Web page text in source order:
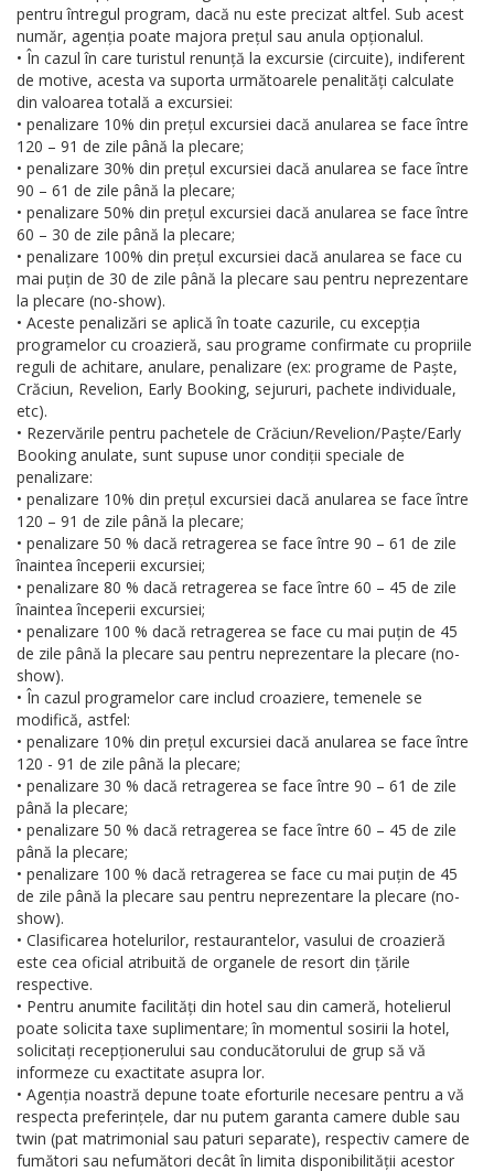
pentru întregul program, dacă nu este precizat altfel. Sub acest
număr, agenția poate majora prețul sau anula opționalul.
• În cazul în care turistul renunță la excursie (circuite), indiferent
de motive, acesta va suporta următoarele penalități calculate
din valoarea totală a excursiei:
• penalizare 10% din prețul excursiei dacă anularea se face între
120 – 91 de zile până la plecare;
• penalizare 30% din prețul excursiei dacă anularea se face între
90 – 61 de zile până la plecare;
• penalizare 50% din prețul excursiei dacă anularea se face între
60 – 30 de zile până la plecare;
• penalizare 100% din prețul excursiei dacă anularea se face cu
mai puțin de 30 de zile până la plecare sau pentru neprezentare
la plecare (no-show).
• Aceste penalizări se aplică în toate cazurile, cu excepția
programelor cu croazieră, sau programe confirmate cu propriile
reguli de achitare, anulare, penalizare (ex: programe de Paște,
Crăciun, Revelion, Early Booking, sejururi, pachete individuale,
etc).
• Rezervările pentru pachetele de Crăciun/Revelion/Paște/Early
Booking anulate, sunt supuse unor condiții speciale de
penalizare:
• penalizare 10% din prețul excursiei dacă anularea se face între
120 – 91 de zile până la plecare;
• penalizare 50 % dacă retragerea se face între 90 – 61 de zile
înaintea începerii excursiei;
• penalizare 80 % dacă retragerea se face între 60 – 45 de zile
înaintea începerii excursiei;
• penalizare 100 % dacă retragerea se face cu mai puțin de 45
de zile până la plecare sau pentru neprezentare la plecare (no-
show).
• În cazul programelor care includ croaziere, temenele se
modifică, astfel:
• penalizare 10% din prețul excursiei dacă anularea se face între
120 - 91 de zile până la plecare;
• penalizare 30 % dacă retragerea se face între 90 – 61 de zile
până la plecare;
• penalizare 50 % dacă retragerea se face între 60 – 45 de zile
până la plecare;
• penalizare 100 % dacă retragerea se face cu mai puțin de 45
de zile până la plecare sau pentru neprezentare la plecare (no-
show).
• Clasificarea hotelurilor, restaurantelor, vasului de croazieră
este cea oficial atribuită de organele de resort din țările
respective.
• Pentru anumite facilități din hotel sau din cameră, hotelierul
poate solicita taxe suplimentare; în momentul sosirii la hotel,
solicitați recepționerului sau conducătorului de grup să vă
informeze cu exactitate asupra lor.
• Agenția noastră depune toate eforturile necesare pentru a vă
respecta preferințele, dar nu putem garanta camere duble sau
twin (pat matrimonial sau paturi separate), respectiv camere de
fumători sau nefumători decât în limita disponibilității acestor